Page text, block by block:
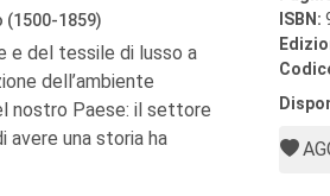
(1500-1859)
e del tessile di lusso a
dell’ambiente
nostro Paese: il settore
avere una storia ha
ISBN: